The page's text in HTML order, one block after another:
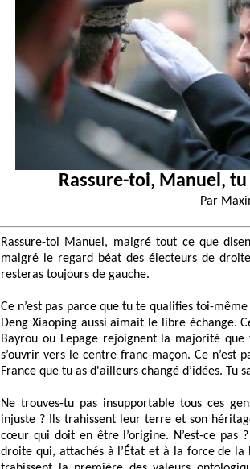
Rassure-toi, Manuel,
Par
Rassure-toi Manuel, malgré tout ce que
malgré le regard béat des électeurs de
resteras toujours de gauche.
Ce n’est pas parce que tu te qualifies toi-
Deng Xiaoping aussi aimait le libre échange.
Bayrou ou Lepage rejoignent la majorité
s’ouvrir vers le centre franc-maçon. Ce
France que tu as d'ailleurs changé d’idées. Tu
Ne trouves-tu pas insupportable tous ces
injuste ? Ils trahissent leur terre et son
cœur qui doit en être l’origine. N’est-ce pas
droite qui, attachés à l’État et à la force de la